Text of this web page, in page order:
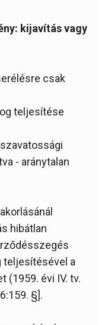
kijavítás vagy
csak
teljesítése
- aránytalan
hibátlan
teljesítésével a
(1959. évi IV. tv.
§].